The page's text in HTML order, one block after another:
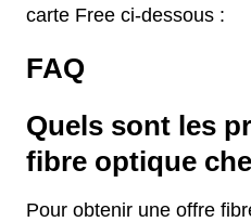
carte Free ci-dessous :
FAQ
Quels sont les
fibre optique
Pour obtenir une offre